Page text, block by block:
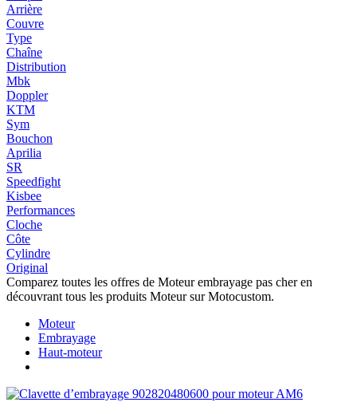
Arrière
Couvre
Type
Chaîne
Distribution
Mbk
Doppler
KTM
Sym
Bouchon
Aprilia
SR
Speedfight
Kisbee
Performances
Cloche
Côte
Cylindre
Original
Comparez toutes les offres de Moteur embrayage pas cher en
découvrant tous les produits Moteur sur Motocustom.
Moteur
Embrayage
Haut-moteur